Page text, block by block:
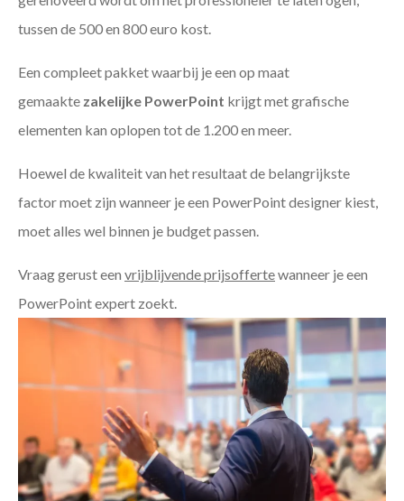
tussen de 500 en 800 euro kost.
Een compleet pakket waarbij je een op maat
gemaakte zakelijke PowerPoint krijgt met grafische
elementen kan oplopen tot de 1.200 en meer.
Hoewel de kwaliteit van het resultaat de belangrijkste
factor moet zijn wanneer je een PowerPoint designer kiest,
moet alles wel binnen je budget passen.
Vraag gerust een vrijblijvende prijsoffertewanneer je een
PowerPoint expert zoekt.